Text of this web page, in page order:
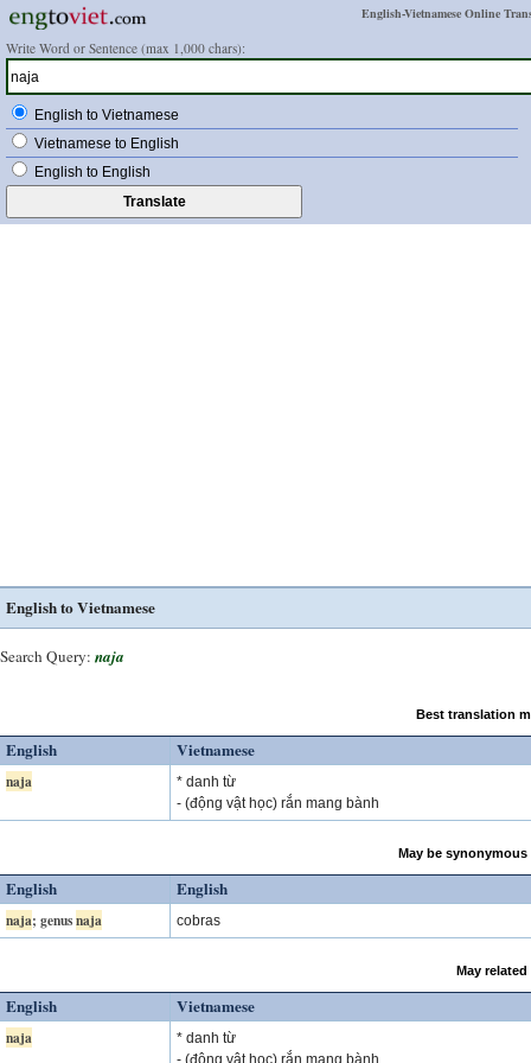
English-Vietnamese Online
Write Word or Sentence (max 1,000 chars):
English to Vietnamese
Vietnamese to English
English to English
English to Vietnamese
Search Query: naja
Best translation
English Vietnamese
naja
* danh từ
- (động vật học) rắn mang bành
May be
English English
naja; genusnaja cobras
May
English Vietnamese
naja
* danh từ
- (động vật học) rắn mang bành